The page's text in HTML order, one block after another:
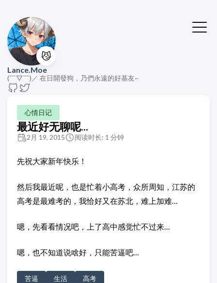
😼
Lance.Moe
(￣▽￣)／ 在日開發狗，乃們永遠的好基友~
心情日记
最近好无聊呢...
2月 19, 2015 阅读时长: 1 分钟
先祝大家新年快乐！
然后我最近呢，也是忙着小高考，众所周知，江苏的
高考是最难考的，我恰好又在苏北，难上加难…
嗯，先看看情况吧，上了高中感觉忙不过来…
嗯，也不知道说啥好，只能苦逼吧…
苦逼 生活 高考